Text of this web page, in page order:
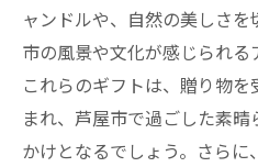
ャンドルや、自然の美しさ
市の風景や文化が感じられる
これらのギフトは、贈り物
まれ、芦屋市で過ごした素
かけとなるでしょう。さら